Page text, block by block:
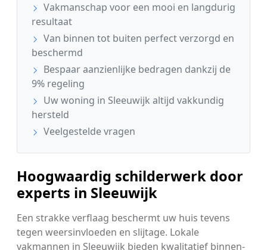
Vakmanschap voor een mooi en langdurig
resultaat
Van binnen tot buiten perfect verzorgd en
beschermd
Bespaar aanzienlijke bedragen dankzij de
9% regeling
Uw woning in Sleeuwijk altijd vakkundig
hersteld
Veelgestelde vragen
Hoogwaardig schilderwerk door
experts in Sleeuwijk
Een strakke verflaag beschermt uw huis tevens
tegen weersinvloeden en slijtage. Lokale
vakmannen in Sleeuwijk bieden kwalitatief binnen-